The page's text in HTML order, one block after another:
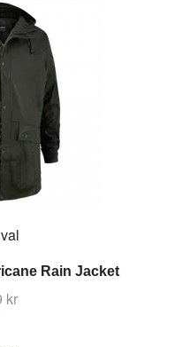
Rain Jacket
kr